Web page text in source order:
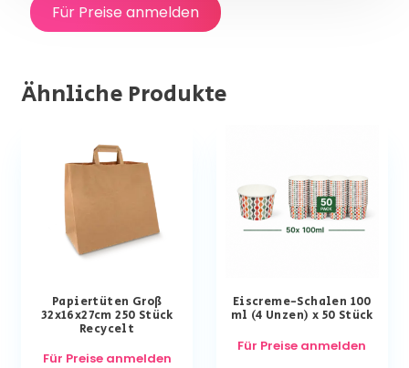
Für Preise anmelden
Ähnliche Produkte
Papiertüten Groß
32x16x27cm 250 Stück
Recycelt
Für Preise anmelden
Eiscreme-Schalen 100
ml (4 Unzen) x 50 Stück
Für Preise anmelden